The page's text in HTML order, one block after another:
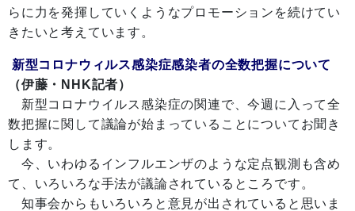
らに力を発揮していくようなプロモーションを続けてい
きたいと考えています。
新型コロナウィルス感染症感染者の全数把握について
（伊藤・NHK記者）
新型コロナウイルス感染症の関連で、今週に入って全
数把握に関して議論が始まっていることについてお聞き
します。
今、いわゆるインフルエンザのような定点観測も含め
て、いろいろな手法が議論されているところです。
知事会からもいろいろと意見が出されていると思いま